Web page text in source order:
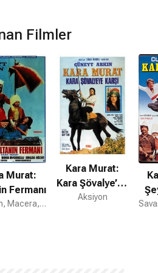
Filmler
Murat:
Fermanı
Aksiyon, Macera, Fantastik
Kara Murat:
Kara Şövalye’ye
Karşı
Aksiyon